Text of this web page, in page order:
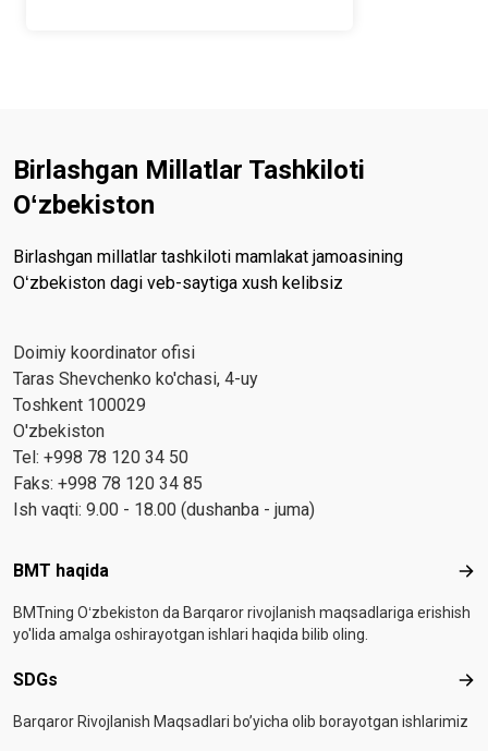
Birlashgan Millatlar Tashkiloti
Oʻzbekiston
Birlashgan millatlar tashkiloti mamlakat jamoasining
Oʻzbekiston dagi veb-saytiga xush kelibsiz
Doimiy koordinator ofisi
Taras Shevchenko ko'chasi, 4-uy
Toshkent 100029
O'zbekiston
Tel: +998 78 120 34 50
Faks: +998 78 120 34 85
Ish vaqti: 9.00 - 18.00 (dushanba - juma)
Footer menu
BMT haqida
BMTning Oʻzbekiston da Barqaror rivojlanish maqsadlariga erishish
yo'lida amalga oshirayotgan ishlari haqida bilib oling.
SDGs
Barqaror Rivojlanish Maqsadlari bo’yicha olib borayotgan ishlarimiz